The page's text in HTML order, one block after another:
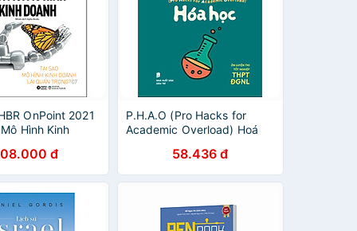
OnPoint 2021
Hình Kinh
đ
P.H.A.O (Pro Hacks for
Academic Overload) Hoá
THPT ĐGNL - WinEdu
58.436 đ